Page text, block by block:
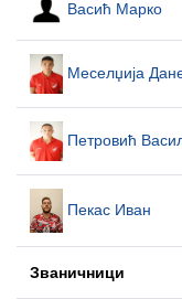
Васић Марко
Меселџија
Петровић
Пекас Иван
Званичници